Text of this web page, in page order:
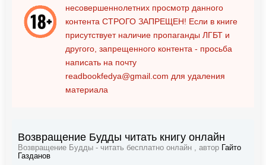
несовершеннолетних просмотр данного
контента СТРОГО ЗАПРЕЩЕН! Если в книге
присутствует наличие пропаганды ЛГБТ и
другого, запрещенного контента - просьба
написать на почту
readbookfedya@gmail.com для удаления
материала
Возвращение Будды читать книгу онлайн
Возвращение Будды - читать бесплатно онлайн , автор
Гайто
Газданов